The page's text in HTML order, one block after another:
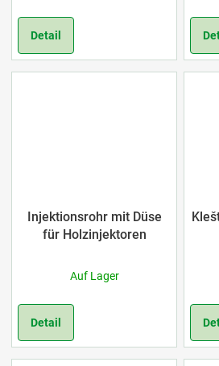
Detail
Injektionsrohr mit Düse
für Holzinjektoren
Auf Lager
Detail